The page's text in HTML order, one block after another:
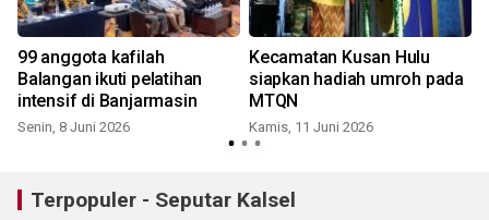
99 anggota kafilah
Balangan ikuti pelatihan
intensif di Banjarmasin
Senin, 8 Juni 2026
Kecamatan Kusan Hulu
siapkan hadiah umroh pada
MTQN
Kamis, 11 Juni 2026
Terpopuler - Seputar Kalsel